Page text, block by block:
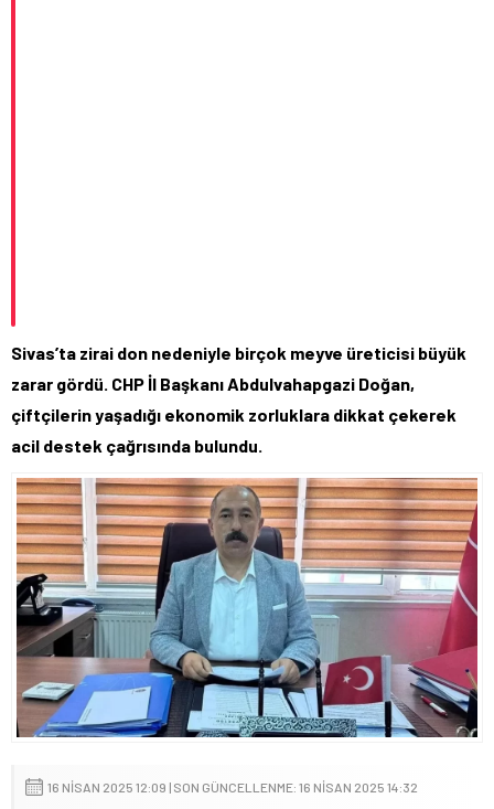
Sivas’ta zirai don nedeniyle birçok meyve üreticisi büyük
zarar gördü. CHP İl Başkanı Abdulvahapgazi Doğan,
çiftçilerin yaşadığı ekonomik zorluklara dikkat çekerek
acil destek çağrısında bulundu.
16 NISAN 2025 12:09 | SON GÜNCELLENME: 16 NISAN 2025 14:32